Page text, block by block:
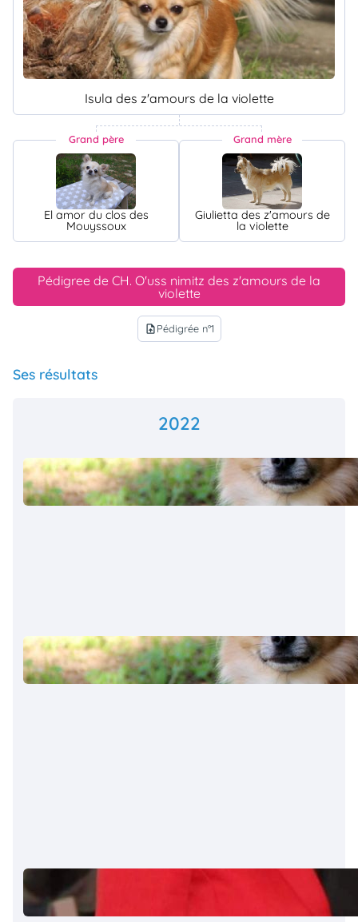
Isula des z'amours de la violette
Grand père
El amor du clos des
Mouyssoux
Grand mère
Giulietta des z'amours de
la violette
Pédigree de CH. O'uss nimitz des z'amours de la
violette
upload_file Pédigrée n°1
Ses résultats
2022